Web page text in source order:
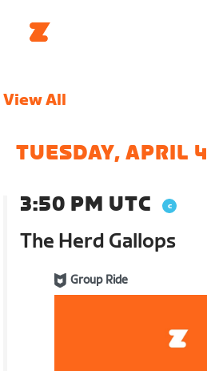
View All
TUESDAY, APRIL 4
3:50 PM UTC
The Herd Gallops
Group Ride